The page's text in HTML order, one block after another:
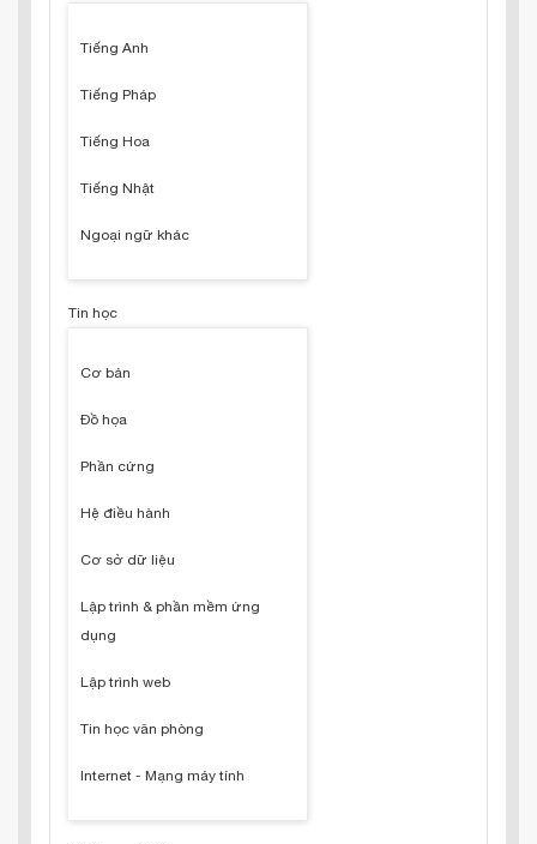
Tiếng Anh
Tiếng Pháp
Tiếng Hoa
Tiếng Nhật
Ngoại ngữ khác
Tin học
Cơ bản
Đồ họa
Phần cứng
Hệ điều hành
Cơ sở dữ liệu
Lập trình & phần mềm ứng
dụng
Lập trình web
Tin học văn phòng
Internet - Mạng máy tính